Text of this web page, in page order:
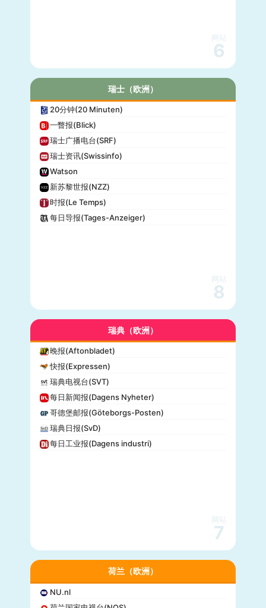
网站
6
瑞士（欧洲）
20分钟(20 Minuten)
一瞥报(Blick)
瑞士广播电台(SRF)
瑞士资讯(Swissinfo)
Watson
新苏黎世报(NZZ)
时报(Le Temps)
每日导报(Tages-Anzeiger)
网站
8
瑞典（欧洲）
晚报(Aftonbladet)
快报(Expressen)
瑞典电视台(SVT)
每日新闻报(Dagens Nyheter)
哥德堡邮报(Göteborgs-Posten)
瑞典日报(SvD)
每日工业报(Dagens industri)
网站
7
荷兰（欧洲）
NU.nl